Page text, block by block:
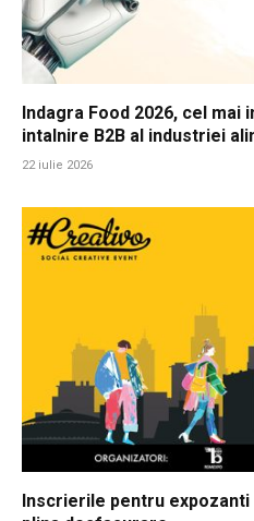
Indagra Food 2026, cel mai
intalnire B2B al industriei
22 iulie 2026
Inscrierile pentru expozanti